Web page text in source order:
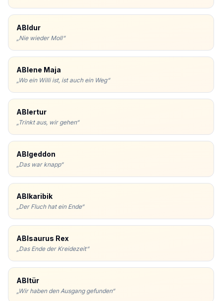
ABIdur
„Nie wieder Moll“
ABIene Maja
„Wo ein Willi ist, ist auch ein Weg“
ABIertur
„Trinkt aus, wir gehen“
ABIgeddon
„Das war knapp“
ABIkaribik
„Der Fluch hat ein Ende“
ABIsaurus Rex
„Das Ende der Kreidezeit“
ABItür
„Wir haben den Ausgang gefunden“